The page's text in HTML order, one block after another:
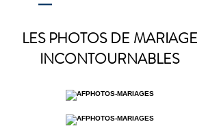
LES PHOTOS DE MARIAGE
INCONTOURNABLES